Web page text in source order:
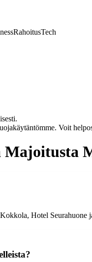
RahoitusTech
Voit
Hotel